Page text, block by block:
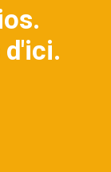
d'ici.